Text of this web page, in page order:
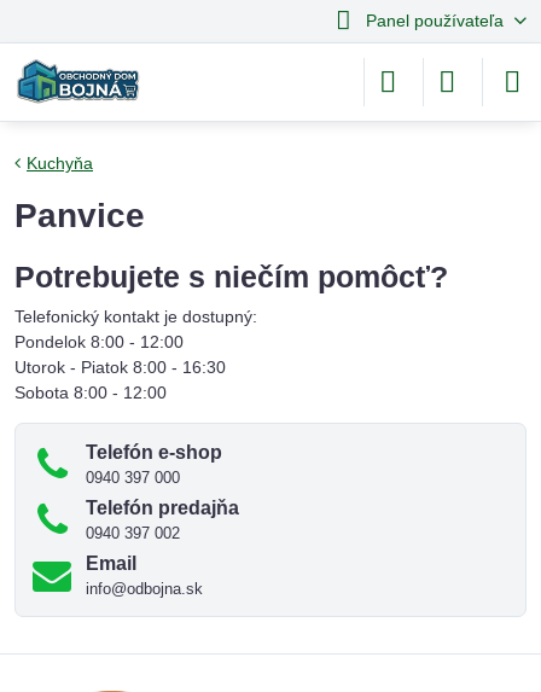
Panel používateľa
Kuchyňa
Panvice
Potrebujete s niečím pomôcť?
Telefonický kontakt je dostupný:
Pondelok 8:00 - 12:00
Utorok - Piatok 8:00 - 16:30
Sobota 8:00 - 12:00
Telefón e-shop
0940 397 000
Telefón predajňa
0940 397 002
Email
info@odbojna.sk